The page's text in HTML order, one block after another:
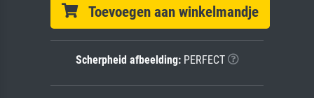
Toevoegen aan winkelmandje
Scherpheid afbeelding:PERFECT